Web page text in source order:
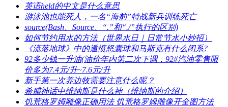
​英语held的中文是什么意思
​游泳池也能死人，一名“海豹”特战新兵训练死亡
​source(Bash、Source、“.”和“./”执行的区别)
​如何节约用水的方法（世界水日｜日常节水小妙招）
​《流落地球》中的遁愤怒囊球和马斯克有什么闭系?
​92多少钱一升油(油价年内第二次下调，92#汽油零售限
价多为7.4元/升~7.6元/升
​新手第一次养边牧需要注意什么呢？
​希腊神话中维纳斯是什么神（维纳斯的介绍）
​饥荒格罗姆雕像正确用法 饥荒格罗姆雕像开全图方法